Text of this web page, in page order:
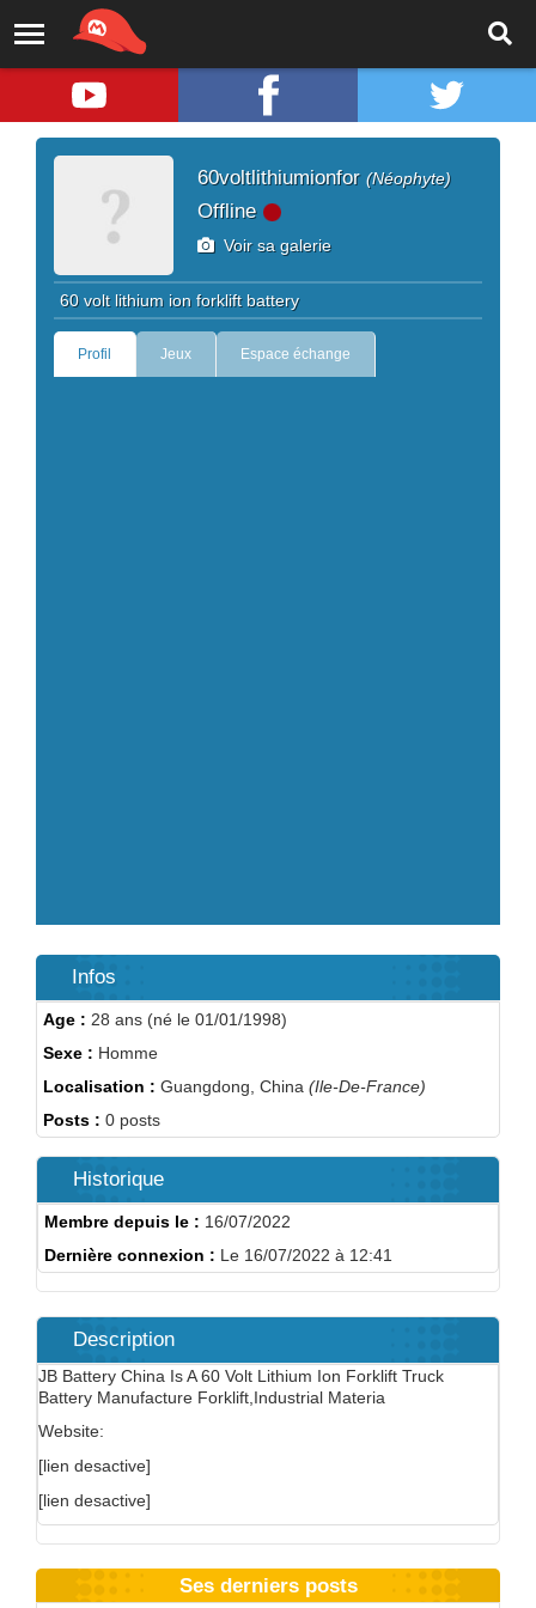
60voltlithiumionfor (Néophyte)
Offline
Voir sa galerie
60 volt lithium ion forklift battery
Profil Jeux Espace échange
Infos
Age : 28 ans (né le 01/01/1998)
Sexe : Homme
Localisation : Guangdong, China (Ile-De-France)
Posts : 0 posts
Historique
Membre depuis le : 16/07/2022
Dernière connexion : Le 16/07/2022 à 12:41
Description
JB Battery China Is A 60 Volt Lithium Ion Forklift Truck
Battery Manufacture Forklift,Industrial Materia
Website:
[lien desactive]
[lien desactive]
Ses derniers posts